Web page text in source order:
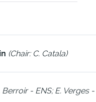
(Chair: C. Catala)
Berroir - ENS; E. Verges